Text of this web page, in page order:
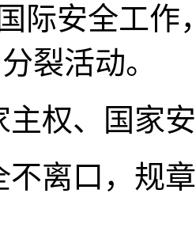
安全工作
裂活动。
权、国家安
口，规章